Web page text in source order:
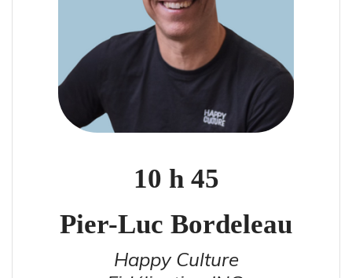
10 h 45
Pier-Luc Bordeleau
Happy Culture